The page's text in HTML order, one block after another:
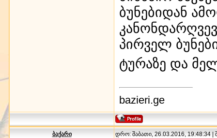
ბუნებიდან
პირველ
ტურაზე და
bazieri.ge
ბაქარი დრო: შაბათი, 26.03.2016, 19:48:34 |